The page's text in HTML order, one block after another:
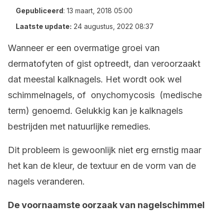
Gepubliceerd: 13 maart, 2018 05:00
Laatste update: 24 augustus, 2022 08:37
Wanneer er een overmatige groei van
dermatofyten of gist optreedt, dan veroorzaakt
dat meestal kalknagels. Het wordt ook wel
schimmelnagels, of onychomycosis (medische
term) genoemd. Gelukkig kan je kalknagels
bestrijden met natuurlijke remedies.
Dit probleem is gewoonlijk niet erg ernstig maar
het kan de kleur, de textuur en de vorm van de
nagels veranderen.
De voornaamste oorzaak van nagelschimmel